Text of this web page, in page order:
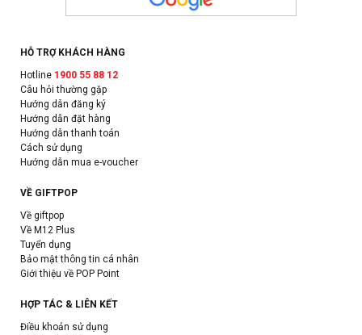
HỖ TRỢ KHÁCH HÀNG
Hotline 1900 55 88 12
Câu hỏi thường gặp
Hướng dẫn đăng ký
Hướng dẫn đặt hàng
Hướng dẫn thanh toán
Cách sử dụng
Hướng dẫn mua e-voucher
VỀ GIFTPOP
Về giftpop
Về M12 Plus
Tuyển dụng
Bảo mật thông tin cá nhân
Giới thiệu về POP Point
HỢP TÁC & LIÊN KẾT
Điều khoản sử dụng